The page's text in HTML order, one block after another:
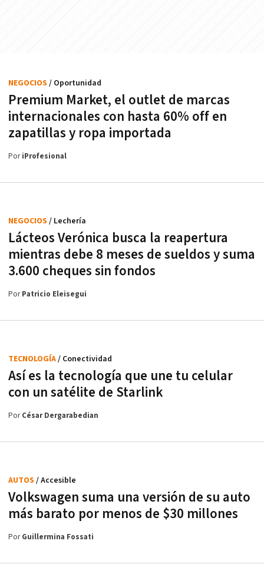
Premium Market, el outlet de marcas
internacionales con hasta 60% off en
zapatillas y ropa importada
NEGOCIOS / Oportunidad
PoriProfesional
Lácteos Verónica busca la reapertura
mientras debe 8 meses de sueldos y suma
3.600 cheques sin fondos
NEGOCIOS / Lechería
PorPatricio Eleisegui
Así es la tecnología que une tu celular
con un satélite de Starlink
TECNOLOGÍA/ Conectividad
PorCésar Dergarabedian
Volkswagen suma una versión de su auto
más barato por menos de $30 millones
AUTOS / Accesible
PorGuillermina Fossati